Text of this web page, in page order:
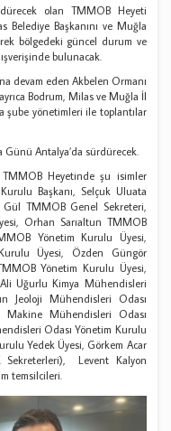
olan TMMOB Heyeti
Belediye Başkanını ve Muğla
bölgedeki güncel durum ve
bulunacak.
devam eden Akbelen Ormanı
Bodrum, Milas ve Muğla İl
şube yönetimleri ile toplantılar
Günü Antalya’da sürdürecek.
TMMOB Heyetinde şu isimler
Başkanı, Selçuk Uluata
TMMOB Genel Sekreteri,
Orhan Sarıaltun TMMOB
Yönetim Kurulu Üyesi,
Üyesi, Özden Güngör
Yönetim Kurulu Üyesi,
Uğurlu Kimya Mühendisleri
Jeoloji Mühendisleri Odası
Mühendisleri Odası
Odası Yönetim Kurulu
Yedek Üyesi, Görkem Acar
Sekreterleri), Levent Kalyon
temsilcileri.